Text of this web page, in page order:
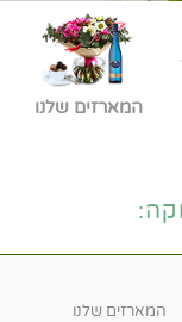
המארזים שלנו
המארזים שלנו